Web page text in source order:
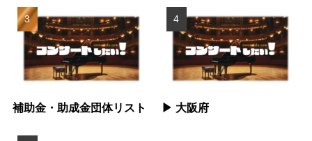
補助金・助成金団体リスト ▶︎ 大阪府